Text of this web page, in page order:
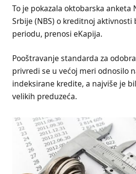
To je pokazala oktobarska anketa
Srbije (NBS) o kreditnoj aktivnosti
periodu, prenosi eKapija.
Pooštravanje standarda za
privredi se u većoj meri odnosilo
indeksirane kredite, a najviše je
velikih preduzeća.